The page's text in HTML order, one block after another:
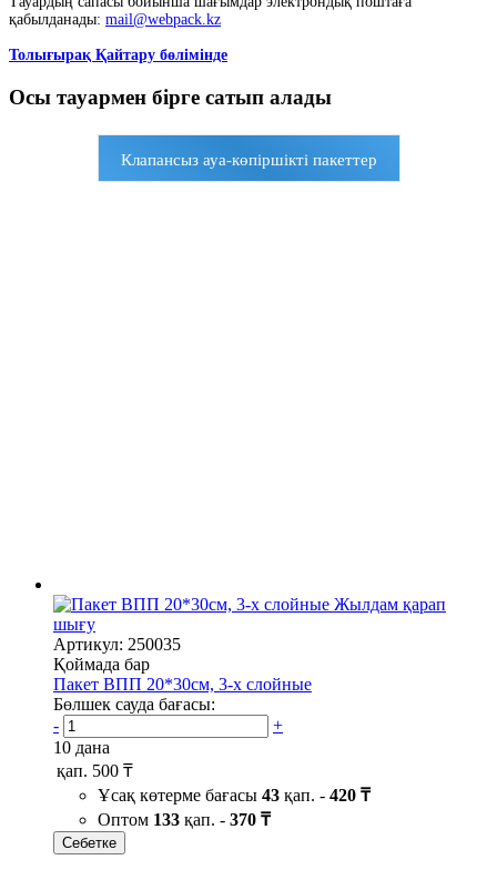
қабылданады: mail@webpack.kz
Толығырақ Қайтару бөлімінде
Осы тауармен бірге сатып алады
Клапансыз ауа-көпіршікті пакеттер
Жылдам қарап
шығу
Артикул: 250035
Қоймада бар
Пакет ВПП 20*30см, 3-х слойные
Бөлшек сауда бағасы:
-
+
10 дана
қап. 500 ₸
Ұсақ көтерме бағасы 43 қап. - 420 ₸
Оптом 133 қап. - 370 ₸
Себетке